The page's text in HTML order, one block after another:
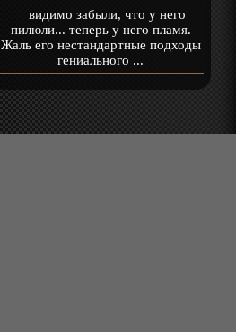
видимо забыли, что у него
пилюли... теперь у него пламя.
Жаль его нестандартные подходы
гениального ...